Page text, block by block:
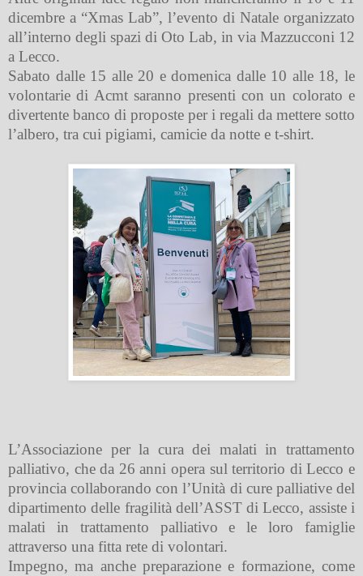
dicembre a “Xmas Lab”, l’evento di Natale organizzato
all’interno degli spazi di Oto Lab, in via Mazzucconi 12
a Lecco.
Sabato dalle 15 alle 20 e domenica dalle 10 alle 18, le
volontarie di Acmt saranno presenti con un colorato e
divertente banco di proposte per i regali da mettere sotto
l’albero, tra cui pigiami, camicie da notte e t-shirt.
L’Associazione per la cura dei malati in trattamento
palliativo, che da 26 anni opera sul territorio di Lecco e
provincia collaborando con l’Unità di cure palliative del
dipartimento delle fragilità dell’ASST di Lecco, assiste i
malati in trattamento palliativo e le loro famiglie
attraverso una fitta rete di volontari.
Impegno, ma anche preparazione e formazione, come